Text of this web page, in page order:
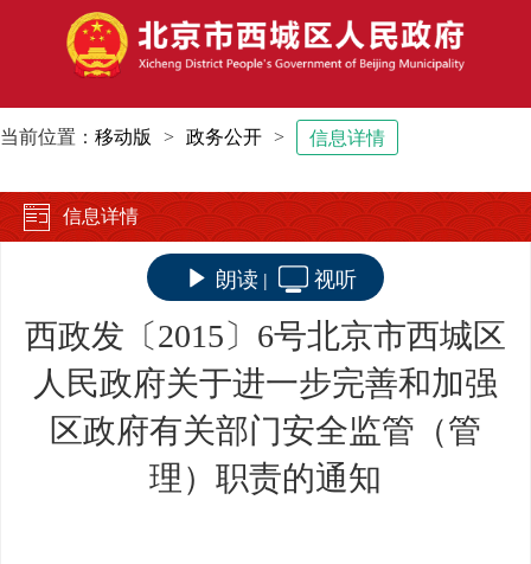
当前位置： 移动版 > 政务公开 > 信息详情
信息详情
朗读 | 视听
西政发〔2015〕6号北京市西城区
人民政府关于进一步完善和加强
区政府有关部门安全监管（管
理）职责的通知